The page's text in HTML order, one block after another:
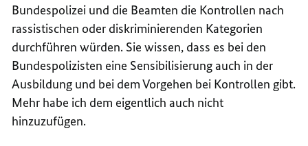
Bundespolizei und die Beamten die Kontrollen nach
rassistischen oder diskriminierenden Kategorien
durchführen würden. Sie wissen, dass es bei den
Bundespolizisten eine Sensibilisierung auch in der
Ausbildung und bei dem Vorgehen bei Kontrollen gibt.
Mehr habe ich dem eigentlich auch nicht
hinzuzufügen.